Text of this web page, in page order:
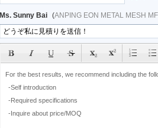
Ms. Sunny Bai (ANPING EON METAL MESH